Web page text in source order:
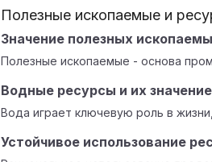
Полезные ископаемые и
Значение полезных
Полезные ископаемые - основа
Водные ресурсы и их значение
Вода играет ключевую роль в
Устойчивое использование